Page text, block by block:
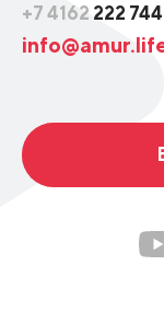
+7 4162 222 744